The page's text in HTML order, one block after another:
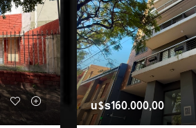
u$s160.000,00